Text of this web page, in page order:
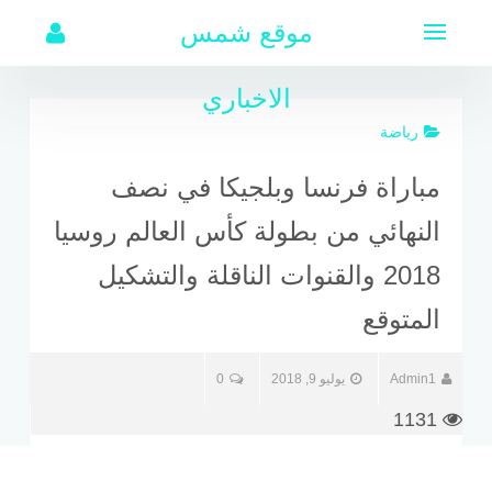
موقع شمس
الاخباري
رياضة
مباراة فرنسا وبلجيكا في نصف
النهائي من بطولة كأس العالم روسيا
2018 والقنوات الناقلة والتشكيل
المتوقع
Admin1 يوليو 9, 2018 0
1131